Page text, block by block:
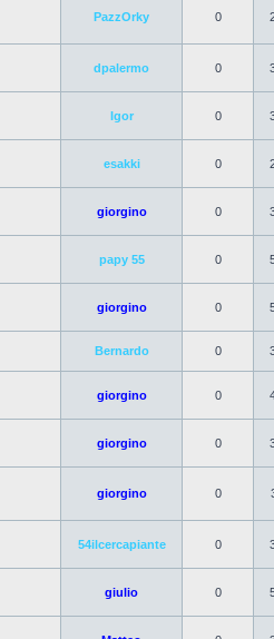
PazzOrky 0
dpalermo 0
Igor 0
esakki 0
giorgino 0
papy 55 0
giorgino 0
Bernardo 0
giorgino 0
giorgino 0
giorgino 0
54ilcercapiante 0
giulio 0